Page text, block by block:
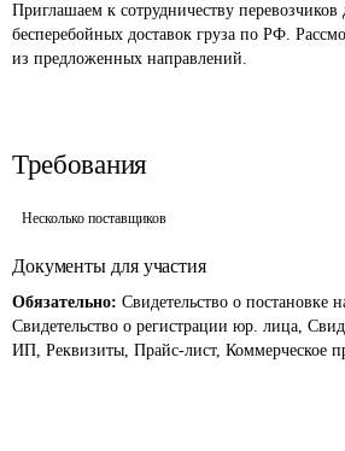
Приглашаем к сотрудничеству перевозчиков
бесперебойных доставок груза по РФ.
из предложенных направлений.
Требования
Несколько поставщиков
Документы для участия
Обязательно: Свидетельство о
Свидетельство о регистрации юр. лица,
ИП, Реквизиты, Прайс-лист, Коммерческое